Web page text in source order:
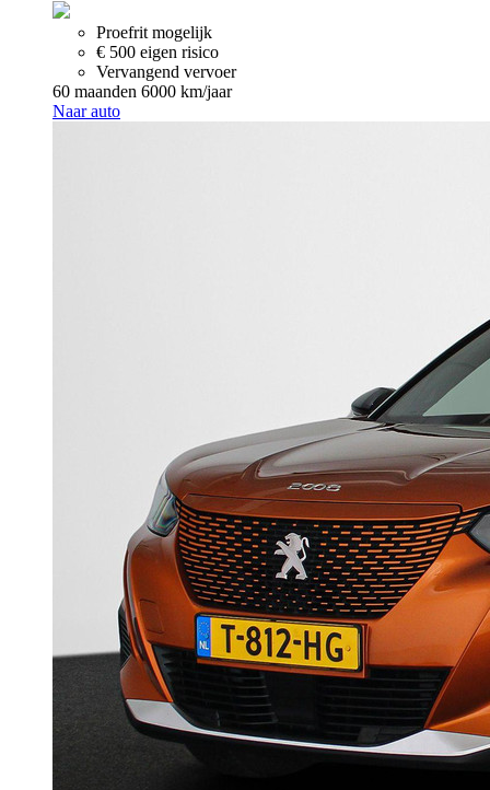
Proefrit mogelijk
€ 500 eigen risico
Vervangend vervoer
60 maanden 6000 km/jaar
Naar auto